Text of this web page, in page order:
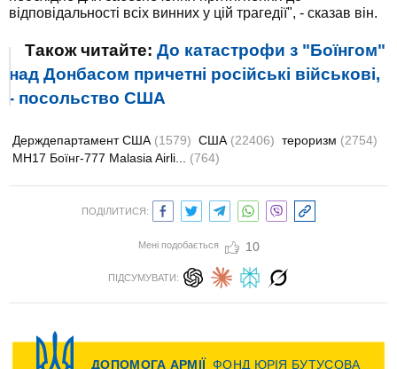
відповідальності всіх винних у цій трагедії", - сказав він.
Також читайте: До катастрофи з "Боїнгом"
над Донбасом причетні російські військові,
- посольство США
Держдепартамент США (1579) США (22406) тероризм (2754)
MH17 Боїнг-777 Malasia Airli... (764)
ПОДІЛИТИСЯ:
Мені подобається 10
ПІДСУМУВАТИ: